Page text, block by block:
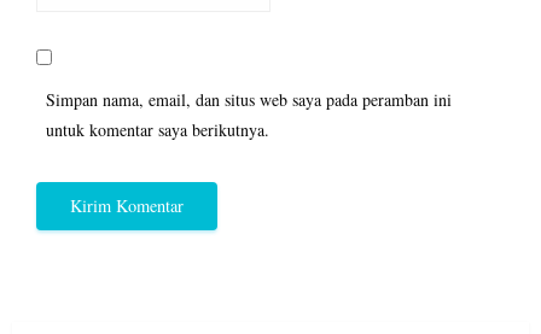
Simpan nama, email, dan situs web saya pada peramban ini
untuk komentar saya berikutnya.